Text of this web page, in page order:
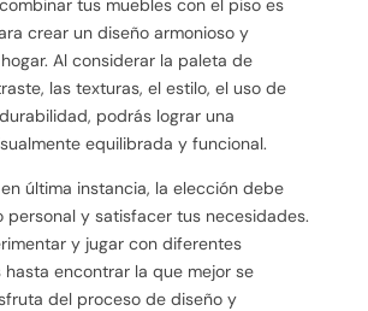
tus muebles con el piso es
crear un diseño armonioso y
Al considerar la paleta de
las texturas, el estilo, el uso de
podrás lograr una
equilibrada y funcional.
última instancia, la elección debe
personal y satisfacer tus necesidades.
y jugar con diferentes
encontrar la que mejor se
del proceso de diseño y